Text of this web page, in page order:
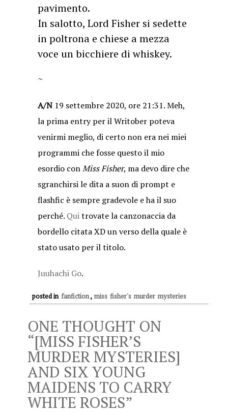
pavimento.
In salotto, Lord Fisher si sedette
in poltrona e chiese a mezza
voce un bicchiere di whiskey.
~
A/N 19 settembre 2020, ore 21:31. Meh,
la prima entry per il Writober poteva
venirmi meglio, di certo non era nei miei
programmi che fosse questo il mio
esordio conMiss Fisher, ma devo dire che
sgranchirsi le dita a suon di prompt e
flashfic è sempre gradevole e ha il suo
perché. Quitrovate la canzonaccia da
bordello citata XD un verso della quale è
stato usato per il titolo.
Juuhachi Go.
posted in fanfiction, miss fisher's murder mysteries
ONE THOUGHT ON
“[MISS FISHER’S
MURDER MYSTERIES]
AND SIX YOUNG
MAIDENS TO CARRY
WHITE ROSES”